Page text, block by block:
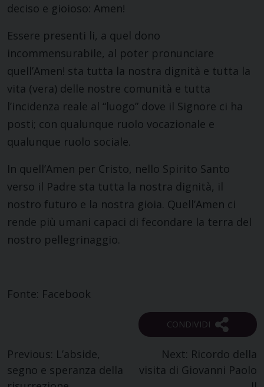
deciso e gioioso: Amen!
Essere presenti li, a quel dono
incommensurabile, al poter pronunciare
quell’Amen! sta tutta la nostra dignità e tutta la
vita (vera) delle nostre comunità e tutta
l’incidenza reale al “luogo” dove il Signore ci ha
posti; con qualunque ruolo vocazionale e
qualunque ruolo sociale.
In quell’Amen per Cristo, nello Spirito Santo
verso il Padre sta tutta la nostra dignità, il
nostro futuro e la nostra gioia. Quell’Amen ci
rende più umani capaci di fecondare la terra del
nostro pellegrinaggio.
Fonte: Facebook
Navigazione
articoli
Previous: L’abside,
segno e speranza della
Next: Ricordo della
visita di Giovanni Paolo